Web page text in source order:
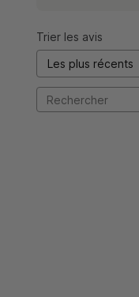
Trier les avis